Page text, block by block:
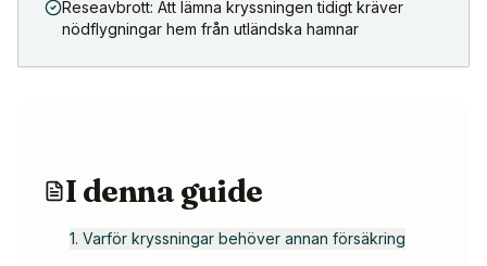
Reseavbrott: Att lämna kryssningen tidigt kräver
nödflygningar hem från utländska hamnar
I denna guide
1. Varför kryssningar behöver annan försäkring